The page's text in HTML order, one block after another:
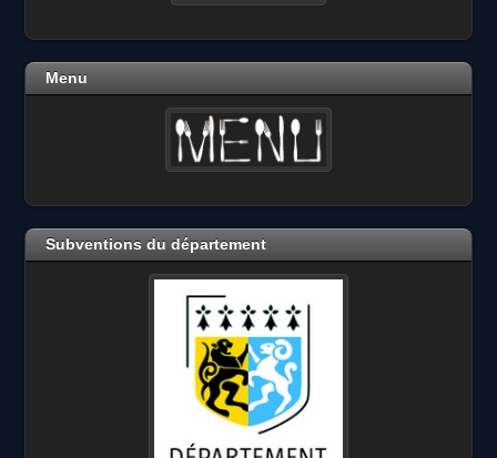
Menu
Subventions du département